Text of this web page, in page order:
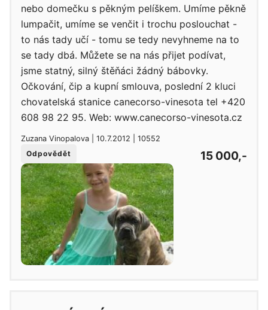
nebo domečku s pěkným pelíškem. Umíme pěkně
lumpačit, umíme se venčit i trochu poslouchat -
to nás tady učí - tomu se tedy nevyhneme na to
se tady dbá. Můžete se na nás přijet podívat,
jsme statný, silný štěňáci žádný bábovky.
Očkování, čip a kupní smlouva, poslední 2 kluci
chovatelská stanice canecorso-vinesota tel +420
608 98 22 95. Web: www.canecorso-vinesota.cz
Zuzana Vinopalova | 10.7.2012 | 10552
Odpovědět
15 000,-